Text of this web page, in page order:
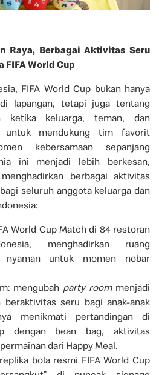
Raya, Berbagai Aktivitas Seru
FIFA World Cup
FIFA World Cup bukan hanya
lapangan, tetapi juga tentang
ketika keluarga, teman, dan
untuk mendukung tim favorit
kebersamaan sepanjang
ini menjadi lebih berkesan,
berbagai aktivitas
seluruh anggota keluarga dan
World Cup Match di 84 restoran
menghadirkan ruang
nyaman untuk momen nobar
mengubah party roommenjadi
beraktivitas seru bagi anak-anak
menikmati pertandingan di
dengan bean bag, aktivitas
dari Happy Meal.
bola resmi FIFA World Cup